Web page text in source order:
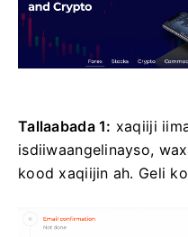
Tallaabada 1: xaqiiji
isdiiwaangelinayso,
kood xaqiijin ah. Geli